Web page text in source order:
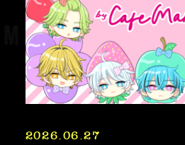
2026.06.27